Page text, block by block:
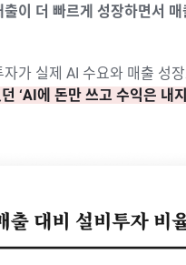
출이 더 빠르게 성장하면서
가 실제 AI 수요와 매출 성
‘AI에 돈만 쓰고 수익은 내